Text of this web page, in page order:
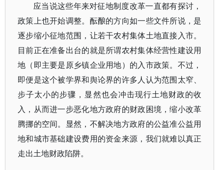
应当说这些年来对征地制度改革一直都有探讨，
政策上也开始调整。酝酿的方向如一些文件所说，是
逐步缩小征地范围，让若干农村集体土地直接入市。
目前正在准备出台的就是所谓农村集体经营性建设用
地（即主要是原乡镇企业用地）的入市政策。不过，
即便是这个被学界和舆论界的许多人认为范围太窄、
步子太小的步骤，显然也会冲击现行土地财政的收
入，从而进一步恶化地方政府的财政困境，缩小改革
腾挪的空间。显然，不解决地方政府的公益准公益用
地和城市基础建设费用的资金来源，我们就难以真正
走出土地财政陷阱。